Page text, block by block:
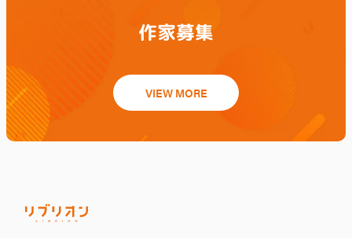
作家募集
VIEW MORE